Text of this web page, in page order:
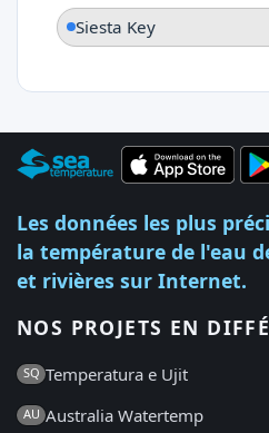
Siesta Key
Les données les plus
la température de l'eau
et rivières sur Internet.
NOS PROJETS EN
SQ Temperatura e Ujit
AU Australia Watertemp